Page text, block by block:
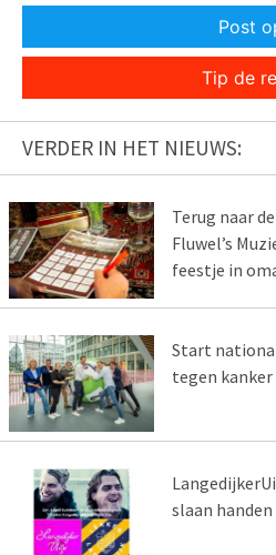
Post
Tip de
VERDER IN HET NIEUWS:
Terug naar
Fluwel’s
feestje in
Start
tegen
slaan